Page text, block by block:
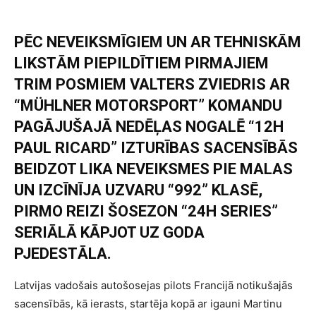
PĒC NEVEIKSMĪGIEM UN AR TEHNISKĀM
LIKSTĀM PIEPILDĪTIEM PIRMAJIEM
TRIM POSMIEM VALTERS ZVIEDRIS AR
“MÜHLNER MOTORSPORT” KOMANDU
PAGĀJUŠAJĀ NEDĒĻAS NOGALĒ “12H
PAUL RICARD” IZTURĪBAS SACENSĪBĀS
BEIDZOT LIKA NEVEIKSMES PIE MALAS
UN IZCĪNĪJA UZVARU “992” KLASĒ,
PIRMO REIZI ŠOSEZON “24H SERIES”
SERIĀLĀ KĀPJOT UZ GODA
PJEDESTĀLA.
Latvijas vadošais autošosejas pilots Francijā notikušajās
sacensībās, kā ierasts, startēja kopā ar igauni Martinu